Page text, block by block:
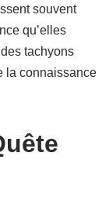
souvent
qu’elles
tachyons
la connaissance